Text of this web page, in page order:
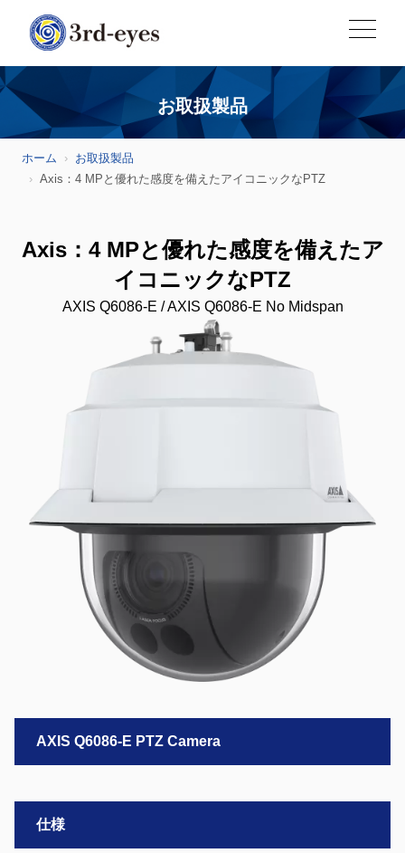
お取扱製品
ホーム
お取扱製品
Axis：4 MPと優れた感度を備えたアイコニックなPTZ
Axis：4 MPと優れた感度を備えたア
イコニックなPTZ
AXIS Q6086-E / AXIS Q6086-E No Midspan
AXIS Q6086-E PTZ Camera
仕様